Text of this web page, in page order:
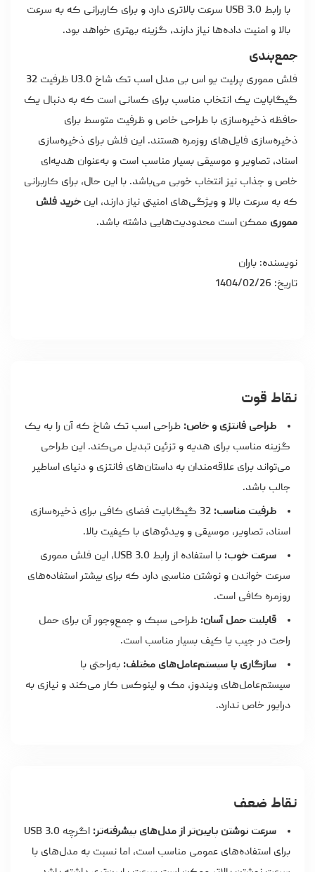
با رابط USB 3.0 سرعت بالاتری دارد و برای کاربرانی که به سرعت
بالا و امنیت داده‌ها نیاز دارند، گزینه بهتری خواهد بود.
جمع‌بندی
فلش مموری پرلیت یو اس بی مدل اسب تک شاخ U3.0 ظرفیت 32
گیگابایت یک انتخاب مناسب برای کسانی است که به دنبال یک
حافظه ذخیره‌سازی با طراحی خاص و ظرفیت متوسط برای
ذخیره‌سازی فایل‌های روزمره هستند. این فلش برای ذخیره‌سازی
اسناد، تصاویر و موسیقی بسیار مناسب است و به‌عنوان هدیه‌ای
خاص و جذاب نیز انتخاب خوبی می‌باشد. با این حال، برای کاربرانی
که به سرعت بالا و ویژگی‌های امنیتی نیاز دارند، این خرید فلش
مموری ممکن است محدودیت‌هایی داشته باشد.
نویسنده: باران
تاریخ: 1404/02/26
نقاط قوت
طراحی فانتزی و خاص: طراحی اسب تک شاخ که آن را به یک
گزینه مناسب برای هدیه و تزئین تبدیل می‌کند. این طراحی
می‌تواند برای علاقه‌مندان به داستان‌های فانتزی و دنیای اساطیر
جالب باشد.
ظرفیت مناسب:
32 گیگابایت فضای کافی برای ذخیره‌سازی
اسناد، تصاویر، موسیقی و ویدئوهای با کیفیت بالا.
سرعت خوب:
با استفاده از رابط USB 3.0، این فلش مموری
سرعت خواندن و نوشتن مناسبی دارد که برای بیشتر استفاده‌های
روزمره کافی است.
قابلیت حمل آسان: طراحی سبک و جمع‌وجور آن برای حمل
راحت در جیب یا کیف بسیار مناسب است.
سازگاری با سیستم‌عامل‌های مختلف: به‌راحتی با
سیستم‌عامل‌های ویندوز، مک و لینوکس کار می‌کند و نیازی به
درایور خاص ندارد.
نقاط ضعف
سرعت نوشتن پایین‌تر از مدل‌های پیشرفته‌تر:
اگرچه USB 3.0
برای استفاده‌های عمومی مناسب است، اما نسبت به مدل‌های با